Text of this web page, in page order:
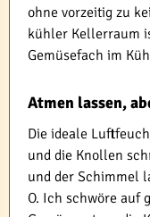
ohne vorzeitig zu
kühler Kellerraum
Gemüsefach im
Atmen lassen,
Die ideale
und die Knollen
und der Schimmel
O. Ich schwöre auf